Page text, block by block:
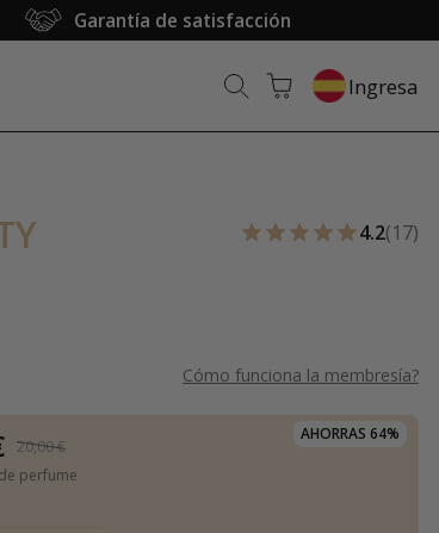
Garantía de satisfacción
Ingresa
4.2(17)
Cómo funciona la membresía?
AHORRAS 64%
20,00 €
perfume